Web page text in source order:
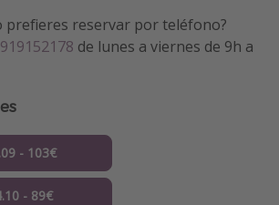
prefieres reservar por teléfono?
919152178 de lunes a viernes de 9h a
- 103€
- 89€